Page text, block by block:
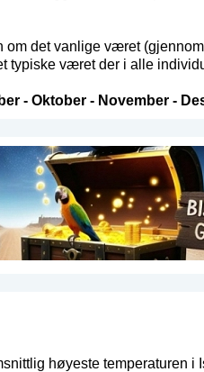
det vanlige været
typiske været der i alle
- Oktober- November-
høyeste temperaturen